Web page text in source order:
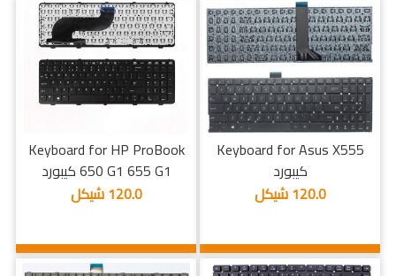
Keyboard for Asus X555
كيبورد
120.0 شيكل
Keyboard for HP ProBook
650 G1 655 G1 كيبورد
120.0 شيكل